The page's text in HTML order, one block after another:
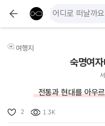
여행지
숙명여
전통과 현대를 아우
2 1.3K